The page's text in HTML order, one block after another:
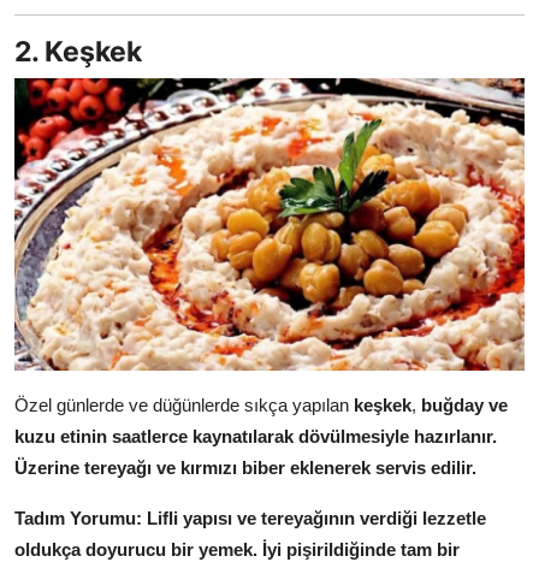
2. Keşkek
Özel günlerde ve düğünlerde sıkça yapılan keşkek, buğday ve
kuzu etinin saatlerce kaynatılarak dövülmesiyle hazırlanır.
Üzerine tereyağı ve kırmızı biber eklenerek servis edilir.
Tadım Yorumu: Lifli yapısı ve tereyağının verdiği lezzetle
oldukça doyurucu bir yemek. İyi pişirildiğinde tam bir